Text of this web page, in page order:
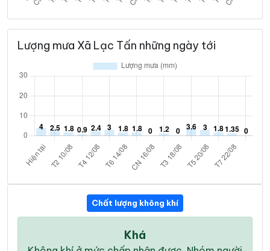
Lượng mưa Xã Lạc Tấn những ngày tới
Chất lượng không khí
Khá